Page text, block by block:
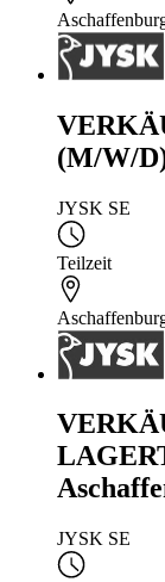
(M/W/
JYSK SE
Teilzeit
JYSK SE